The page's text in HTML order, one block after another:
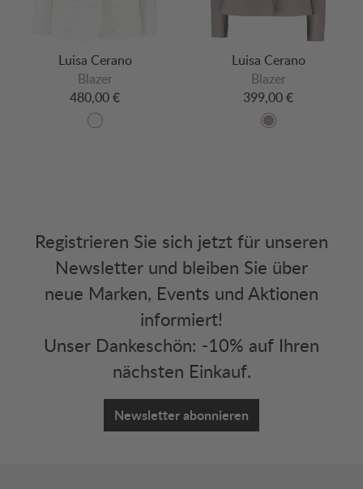
Luisa Cerano
Blazer
480,00 €
Luisa Cerano
Blazer
399,00 €
Registrieren Sie sich jetzt für unseren
Newsletter und bleiben Sie über
neue Marken, Events und Aktionen
informiert!
Unser Dankeschön: -10% auf Ihren
nächsten Einkauf.
Newsletter abonnieren